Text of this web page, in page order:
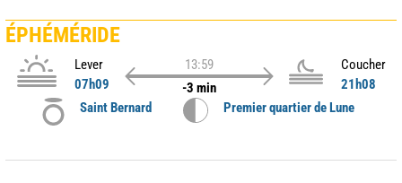
ÉPHÉMÉRIDE
Lever
07h09
13:59
-3 min
Coucher
21h08
Saint Bernard
Premier quartier de Lune